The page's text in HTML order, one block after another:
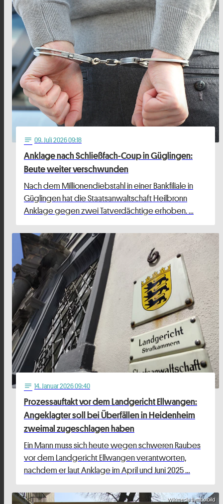
notes 09. Juli 2026 09:18
Anklage nach Schließfach-Coup in Güglingen:
Beute weiter verschwunden
Nach dem Millionendiebstahl in einer Bankfiliale in
Güglingen hat die Staatsanwaltschaft Heilbronn
Anklage gegen zwei Tatverdächtige erhoben. …
notes 14. Januar 2026 09:40
Prozessauftakt vor dem Landgericht Ellwangen:
Angeklagter soll bei Überfällen in Heidenheim
zweimal zugeschlagen haben
Ein Mann muss sich heute wegen schweren Raubes
vor dem Landgericht Ellwangen verantworten,
nachdem er laut Anklage im April und Juni 2025 …
Wikimedia Symbolbild